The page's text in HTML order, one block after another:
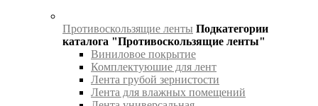
Противоскользящие ленты Подкатегории
каталога "Противоскользящие ленты"
Виниловое покрытие
Комплектуюшие для лент
Лента грубой зернистости
Лента для влажных помещений